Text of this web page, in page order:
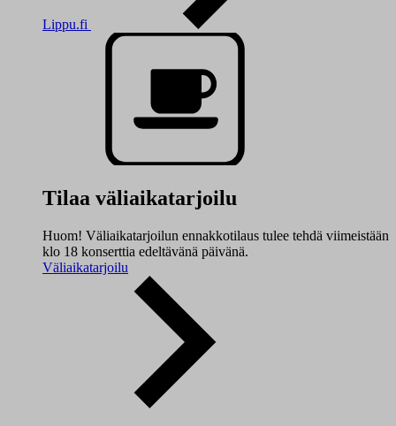
Lippu.fi
Tilaa väliaikatarjoilu
Huom! Väliaikatarjoilun ennakkotilaus tulee tehdä viimeistään
klo 18 konserttia edeltävänä päivänä.
Väliaikatarjoilu